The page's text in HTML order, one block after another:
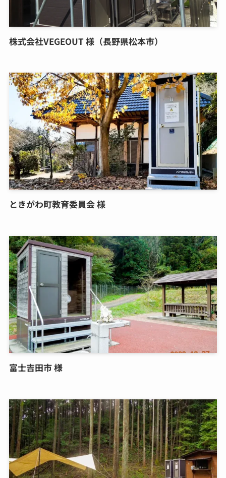
株式会社VEGEOUT 様（長野県松本市）
ときがわ町教育委員会 様
富士吉田市 様